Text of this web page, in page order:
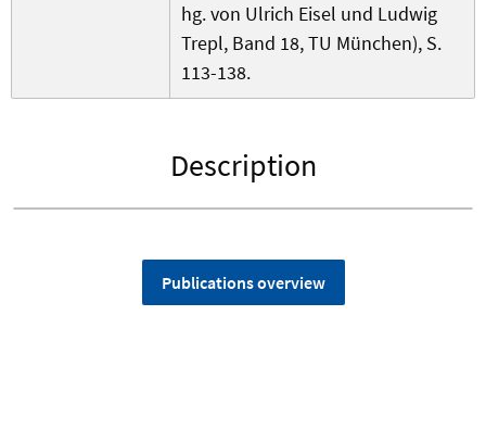
hg. von Ulrich Eisel und Ludwig
Trepl, Band 18, TU München), S.
113-138.
Description
Publications overview